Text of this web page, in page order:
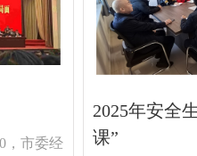
，市委经
2025年安全
课”